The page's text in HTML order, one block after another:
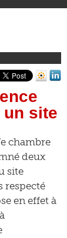
site
chambre
deux
site
respecté
en effet à